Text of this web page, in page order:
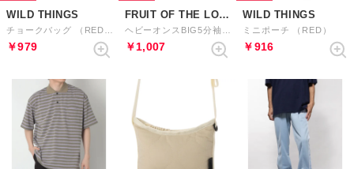
WILD THINGS
チョークバッグ （RED）
￥979
FRUIT OF THE LOOM
ヘビーオンスBIG5分袖Tシャツ （BRN）
￥1,007
WILD THINGS
ミニポーチ （RED）
￥916